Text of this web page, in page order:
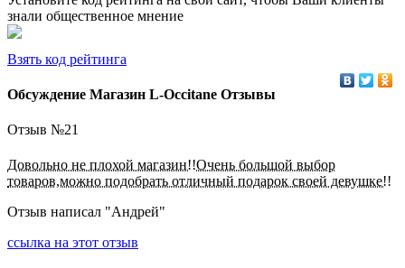
знали общественное мнение
Взять код рейтинга
Обсуждение Магазин L-Occitane Отзывы
Отзыв №21
Довольно не плохой магазин!!Очень большой выбор
товаров,можно подобрать отличный подарок своей девушке!!
Отзыв написал "Андрей"
ссылка на этот отзыв